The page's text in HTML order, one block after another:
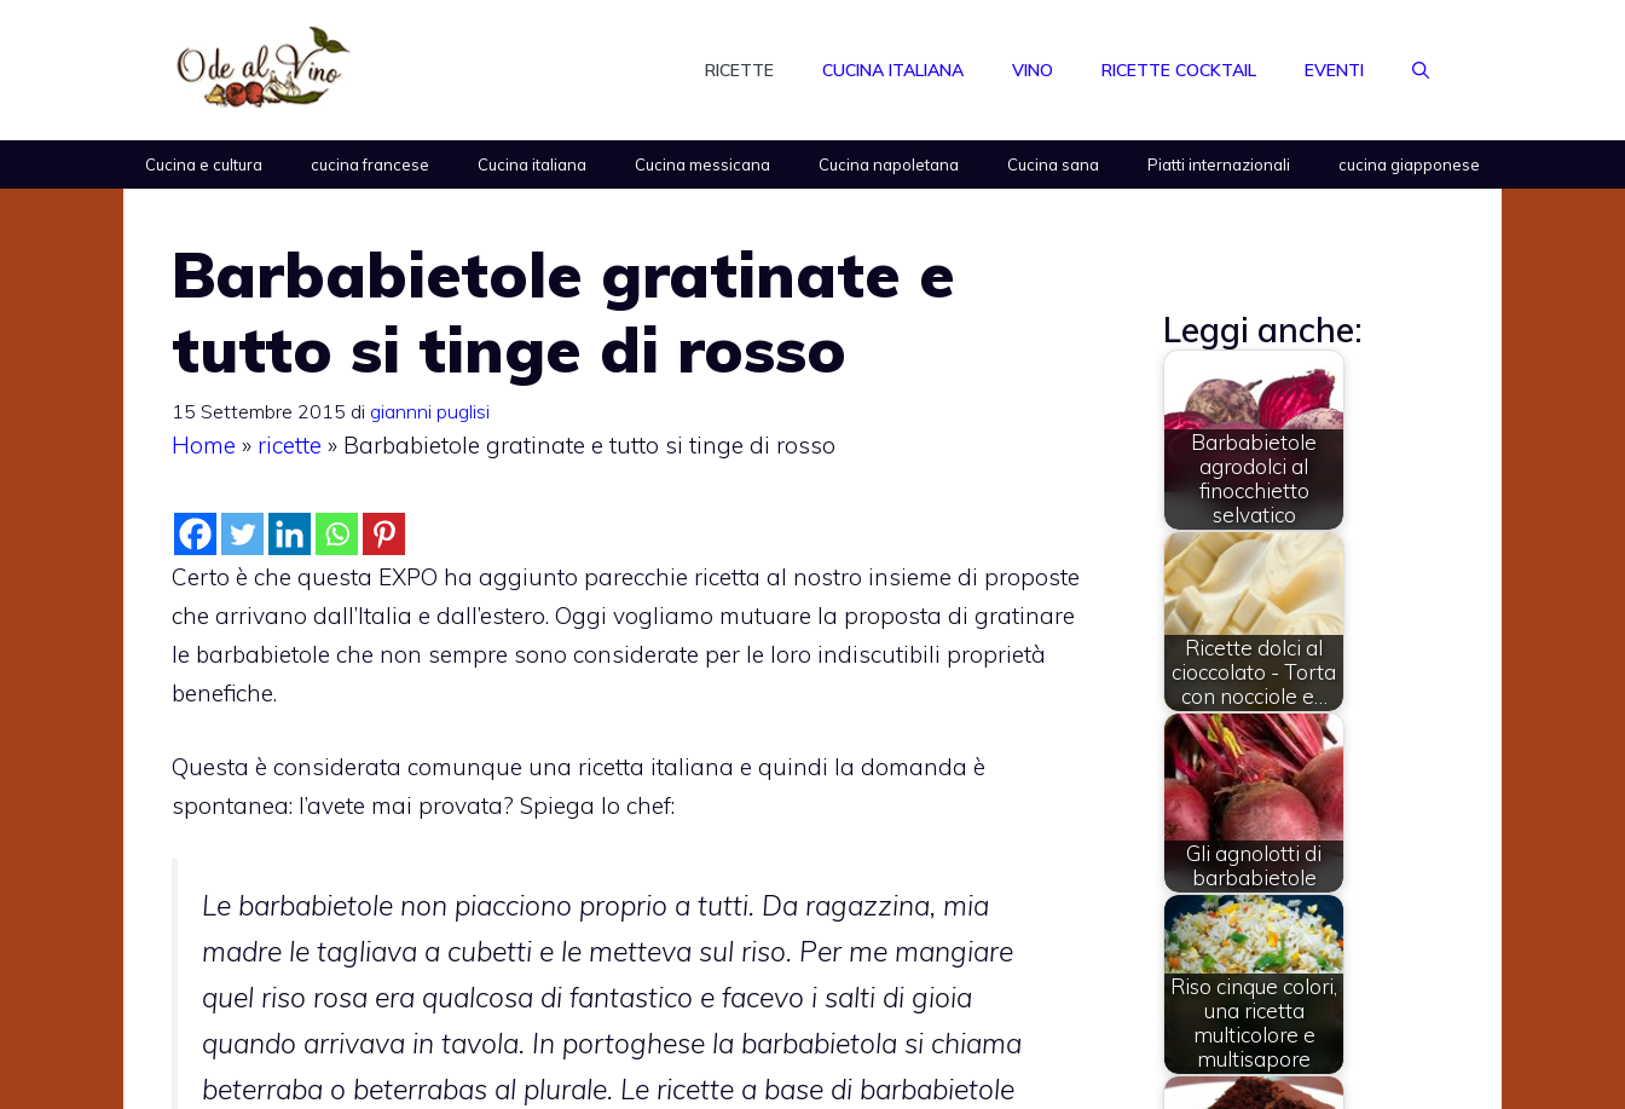
RICETTE CUCINA ITALIANA VINO RICETTE COCKTAIL EVENTI
Cucina e cultura cucina francese Cucina italiana Cucina messicana Cucina napoletana Cucina sana Piatti internazionali cucina giapponese
Barbabietole gratinate e
tutto si tinge di rosso
15 Settembre 2015 di giannni puglisi
Home » ricette » Barbabietole gratinate e tutto si tinge di rosso
Certo è che questa EXPO ha aggiunto parecchie ricetta al nostro insieme di proposte
che arrivano dall’Italia e dall’estero. Oggi vogliamo mutuare la proposta di gratinare
le barbabietole che non sempre sono considerate per le loro indiscutibili proprietà
benefiche.
Questa è considerata comunque una ricetta italiana e quindi la domanda è
spontanea: l’avete mai provata? Spiega lo chef:
Le barbabietole non piacciono proprio a tutti. Da ragazzina, mia
madre le tagliava a cubetti e le metteva sul riso. Per me mangiare
quel riso rosa era qualcosa di fantastico e facevo i salti di gioia
quando arrivava in tavola. In portoghese la barbabietola si chiama
beterraba o beterrabas al plurale. Le ricette a base di barbabietole
Leggi anche:
Barbabietole
agrodolci al
finocchietto
selvatico
Ricette dolci al
cioccolato - Torta
con nocciole e…
Gli agnolotti di
barbabietole
Riso cinque colori,
una ricetta
multicolore e
multisapore